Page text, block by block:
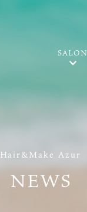
Hair&Make Azur
NEWS
SALON